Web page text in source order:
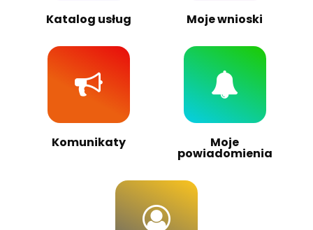
Katalog usług Moje wnioski
Komunikaty Moje
powiadomienia